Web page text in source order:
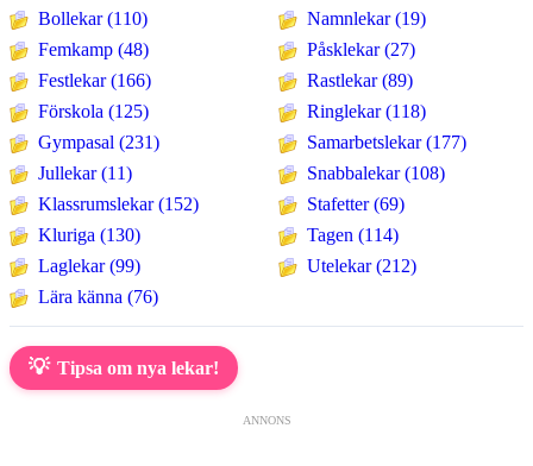
Bollekar (110)
Femkamp (48)
Festlekar (166)
Förskola (125)
Gympasal (231)
Jullekar (11)
Klassrumslekar (152)
Kluriga (130)
Laglekar (99)
Lära känna (76)
Namnlekar (19)
Påsklekar (27)
Rastlekar (89)
Ringlekar (118)
Samarbetslekar (177)
Snabbalekar (108)
Stafetter (69)
Tagen (114)
Utelekar (212)
💡 Tipsa om nya lekar!
ANNONS